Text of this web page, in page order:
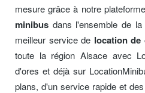
mesure grâce à notre
minibus dans l'ensemble de
meilleur service de location de
toute la région Alsace avec
d'ores et déjà sur
plans, d'un service rapide et